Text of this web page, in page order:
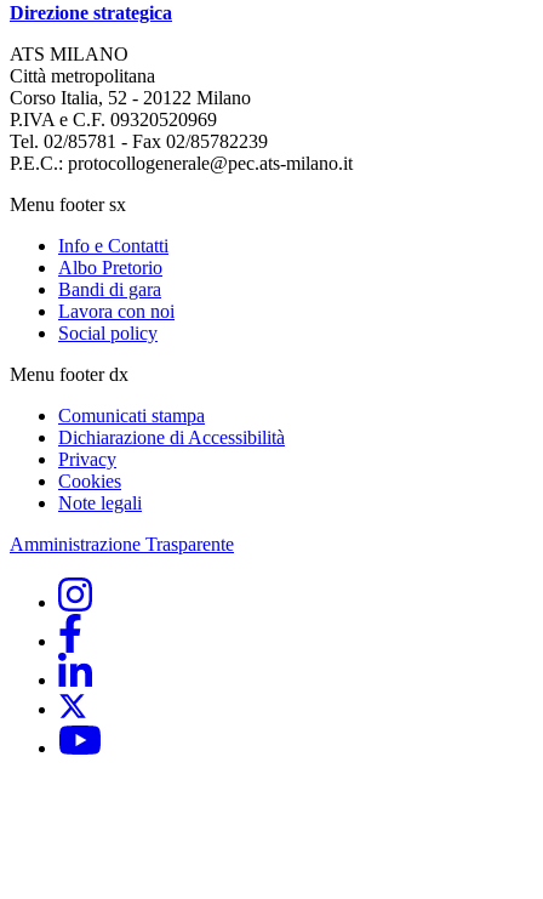
Direzione strategica
ATS MILANO
Città metropolitana
Corso Italia, 52 - 20122 Milano
P.IVA e C.F. 09320520969
Tel. 02/85781 - Fax 02/85782239
P.E.C.: protocollogenerale@pec.ats-milano.it
Menu footer sx
Info e Contatti
Albo Pretorio
Bandi di gara
Lavora con noi
Social policy
Menu footer dx
Comunicati stampa
Dichiarazione di Accessibilità
Privacy
Cookies
Note legali
Amministrazione Trasparente